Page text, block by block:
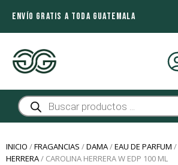
ENVÍO GRATIS A TODA GUATEMALA
Búsqueda
de
productos
INICIO /FRAGANCIAS /DAMA/EAU DE PARFUM /
HERRERA/ CAROLINA HERRERA W EDP 100 ML